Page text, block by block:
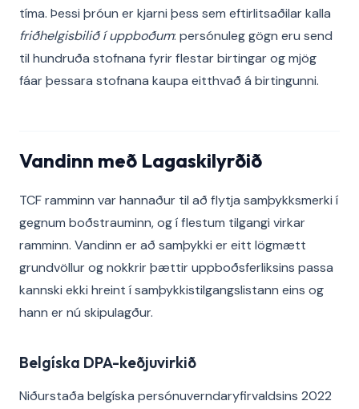
tíma. Þessi þróun er kjarni þess sem eftirlitsaðilar kalla
friðhelgisbilið í uppboðum: persónuleg gögn eru send
til hundruða stofnana fyrir flestar birtingar og mjög
fáar þessara stofnana kaupa eitthvað á birtingunni.
Vandinn með Lagaskilyrðið
TCF ramminn var hannaður til að flytja samþykksmerki í
gegnum boðstrauminn, og í flestum tilgangi virkar
ramminn. Vandinn er að samþykki er eitt lögmætt
grundvöllur og nokkrir þættir uppboðsferliksins passa
kannski ekki hreint í samþykkistilgangslistann eins og
hann er nú skipulagður.
Belgíska DPA-keðjuvirkið
Niðurstaða belgíska persónuverndaryfirvaldsins 2022